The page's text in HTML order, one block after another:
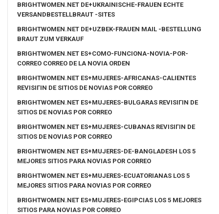
BRIGHTWOMEN.NET DE+UKRAINISCHE-FRAUEN ECHTE
VERSANDBESTELLBRAUT -SITES
BRIGHTWOMEN.NET DE+UZBEK-FRAUEN MAIL -BESTELLUNG
BRAUT ZUM VERKAUF
BRIGHTWOMEN.NET ES+COMO-FUNCIONA-NOVIA-POR-
CORREO CORREO DE LA NOVIA ORDEN
BRIGHTWOMEN.NET ES+MUJERES-AFRICANAS-CALIENTES
REVISIГІN DE SITIOS DE NOVIAS POR CORREO
BRIGHTWOMEN.NET ES+MUJERES-BULGARAS REVISIГІN DE
SITIOS DE NOVIAS POR CORREO
BRIGHTWOMEN.NET ES+MUJERES-CUBANAS REVISIГІN DE
SITIOS DE NOVIAS POR CORREO
BRIGHTWOMEN.NET ES+MUJERES-DE-BANGLADESH LOS 5
MEJORES SITIOS PARA NOVIAS POR CORREO
BRIGHTWOMEN.NET ES+MUJERES-ECUATORIANAS LOS 5
MEJORES SITIOS PARA NOVIAS POR CORREO
BRIGHTWOMEN.NET ES+MUJERES-EGIPCIAS LOS 5 MEJORES
SITIOS PARA NOVIAS POR CORREO